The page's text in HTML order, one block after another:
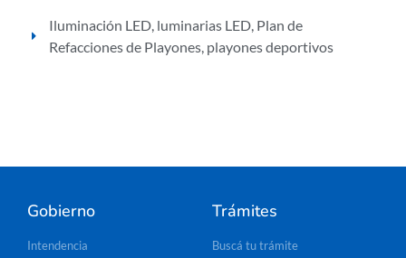
Iluminación LED luminarias LED Plan de
Refacciones de Playones playones deportivos
Gobierno
Intendencia
Trámites
Buscá tu trámite